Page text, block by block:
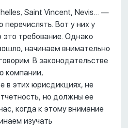
Saint Vincent, Nevis… ––
Вот у них у
это требование. Однако
начинаем внимательно
В законодательстве
компании,
в этих юрисдикциях, не
но должны ее
когда к этому внимание
изучать